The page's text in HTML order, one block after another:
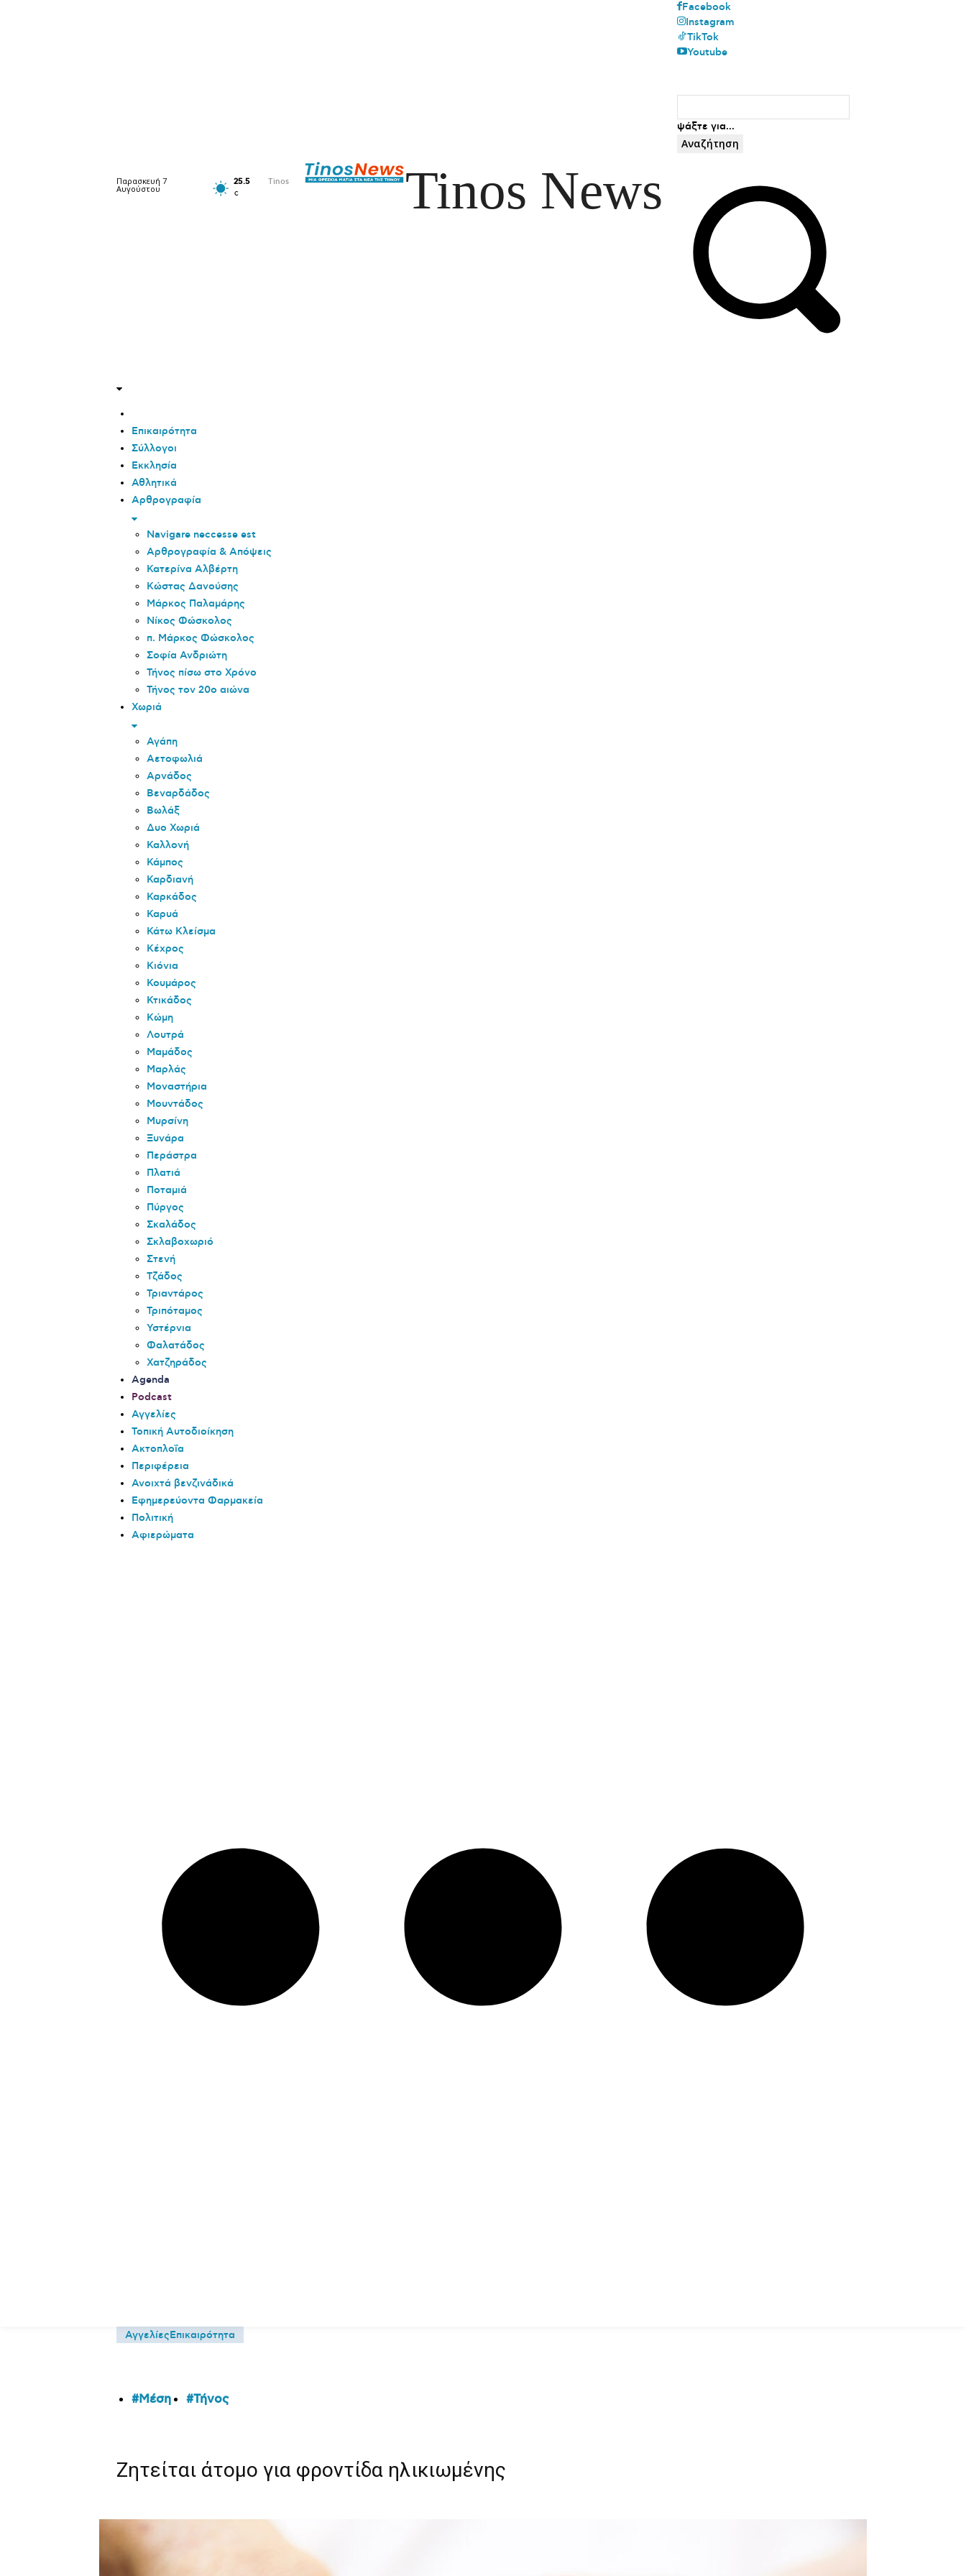
Παρασκευή 7
Αυγούστου
25.5
C
Tinos Tinos News
Facebook
Instagram
TikTok
Youtube
ψάξτε για...
Αναζήτηση
Επικαιρότητα
Σύλλογοι
Εκκλησία
Αθλητικά
Αρθρογραφία
Navigare neccesse est
Αρθρογραφία & Απόψεις
Κατερίνα Αλβέρτη
Κώστας Δανούσης
Μάρκος Παλαμάρης
Νίκος Φώσκολος
π. Μάρκος Φώσκολος
Σοφία Ανδριώτη
Τήνος πίσω στο Χρόνο
Τήνος τον 20o αιώνα
Χωριά
Αγάπη
Αετοφωλιά
Αρνάδος
Βεναρδάδος
Βωλάξ
Δυο Χωριά
Καλλονή
Κάμπος
Καρδιανή
Καρκάδος
Καρυά
Κάτω Κλείσμα
Κέχρος
Κιόνια
Κουμάρος
Κτικάδος
Κώμη
Λουτρά
Μαμάδος
Μαρλάς
Μοναστήρια
Μουντάδος
Μυρσίνη
Ξυνάρα
Περάστρα
Πλατιά
Ποταμιά
Πύργος
Σκαλάδος
Σκλαβοχωριό
Στενή
Τζάδος
Τριαντάρος
Τριπόταμος
Υστέρνια
Φαλατάδος
Χατζηράδος
Agenda
Podcast
Αγγελίες
Τοπική Αυτοδιοίκηση
Ακτοπλοΐα
Περιφέρεια
Ανοιχτά βενζινάδικά
Εφημερεύοντα Φαρμακεία
Πολιτική
Αφιερώματα
ΑγγελίεςΕπικαιρότητα
Μέση Τήνος
Ζητείται άτομο για φροντίδα ηλικιωμένης